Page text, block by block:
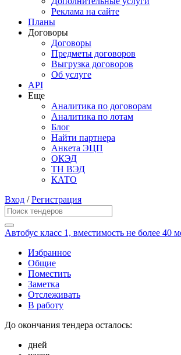
Реклама на сайте
Планы
Договоры
Договоры
Предметы договоров
Выгрузка договоров
Об услуге
API
Еще
Аналитика по договорам
Аналитика по лотам
Блог
Найти партнера
Анкета ЭЦП
ОКЭД
ТН ВЭД
КАТО
Вход /Регистрация
Автобус класс 1, вместимость не более 40
Избранное
Общие
Поместить
Заметка
Отслеживать
В работу
До окончания тендера осталось:
дней